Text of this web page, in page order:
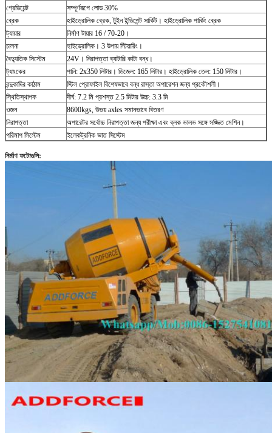
গ্রেডিয়েন্ট
সম্পূর্ণরূপে লোড 30%
ব্রেক
হাইড্রোলিক ব্রেক, টুইন ইন্ডিপেন্ট সার্কিট। হাইড্রোলিক পার্কিং ব্রেক
ট্যায়ার
নির্মাণ টায়ার 16 / 70-20।
চালনা
হাইড্রোলিক। 3 উপায় স্টিয়ারিং।
বৈদ্যুতিক সিস্টেম
24V। নিরাপত্তা ব্যাটারি কাটা বন্ধ।
ট্যাংকের
পানি: 2x350 লিটার। ডিজেল: 165 লিটার। হাইড্রোলিক তেল: 150 লিটার।
বন্দুকাদির কাঠাম
স্টিল প্রোফাইল বিশেষভাবে বন্ধ রাস্তা অপারেশন জন্য প্রকৌশলী।
স্থিতিস্থাপক
দীর্ঘ: 7.2 মি প্রশস্ত 2.5 মিটার উচ্চ: 3.3 মি
ওজন
8600kgs, উভয় axles সমানভাবে বিতরণ
নিরাপত্তা
অপারেটর সর্বোচ্চ নিরাপত্তা জন্য পরীক্ষা এবং ব্লক ভালভ সঙ্গে সজ্জিত মেশিন।
পরিমাপ সিস্টেম
ইলেকট্রনিক ভাত সিস্টেম
নির্মাণ ফটোগুলি: